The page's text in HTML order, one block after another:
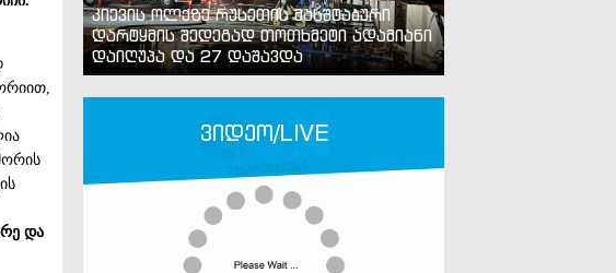
და
კიევის ოლქზე რუსეთის მასშტაბური
დარტყმის შედეგად თოთხმეტი ადამიანი
დაიღუპა და 27 დაშავდა
ვიდეო/LIVE